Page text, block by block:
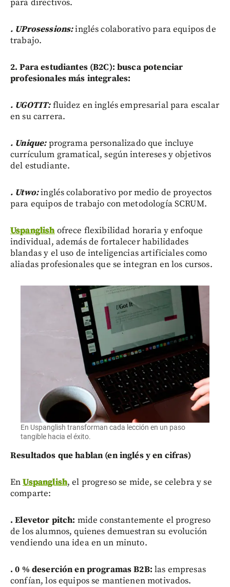
para directivos.
. UProsessions:inglés colaborativo para equipos de
trabajo.
2. Para estudiantes (B2C): busca potenciar
profesionales más integrales:
. UGOTIT:fluidez en inglés empresarial para escalar
en su carrera.
. Unique:programa personalizado que incluye
currículum gramatical, según intereses y objetivos
del estudiante.
. Utwo:inglés colaborativo por medio de proyectos
para equipos de trabajo con metodología SCRUM.
Uspanglishofrece flexibilidad horaria y enfoque
individual, además de fortalecer habilidades
blandas y el uso de inteligencias artificiales como
aliadas profesionales que se integran en los cursos.
En Uspanglish transforman cada lección en un paso
tangible hacia el éxito.
Resultados que hablan (en inglés y en cifras)
EnUspanglish, el progreso se mide, se celebra y se
comparte:
. Elevetor pitch: mide constantemente el progreso
de los alumnos, quienes demuestran su evolución
vendiendo una idea en un minuto.
. 0 % deserción en programas B2B: las empresas
confían, los equipos se mantienen motivados.